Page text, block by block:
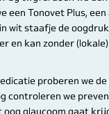
een Tonovet Plus,
wit staafje de
en kan zonder
proberen we
controleren we
glaucoom gaat